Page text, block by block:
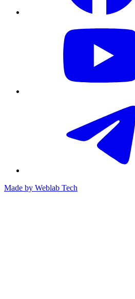
Made by Weblab Tech